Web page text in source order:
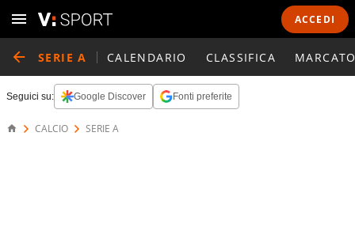
ACCEDI
SERIE A CALENDARIO CLASSIFICA
Seguici su: Google Discover Fonti preferite
CALCIO SERIE A